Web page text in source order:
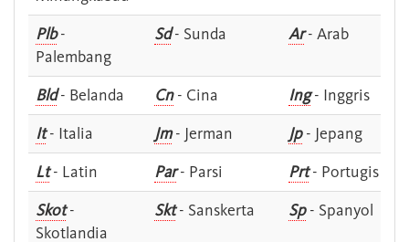
Plb-
Palembang
Sd- Sunda Ar- Arab
Bld- Belanda Cn- Cina Ing- Inggris
It- Italia Jm- Jerman Jp- Jepang
Lt- Latin Par- Parsi Prt- Portugis
Skot-
Skotlandia
Skt- Sanskerta Sp- Spanyol